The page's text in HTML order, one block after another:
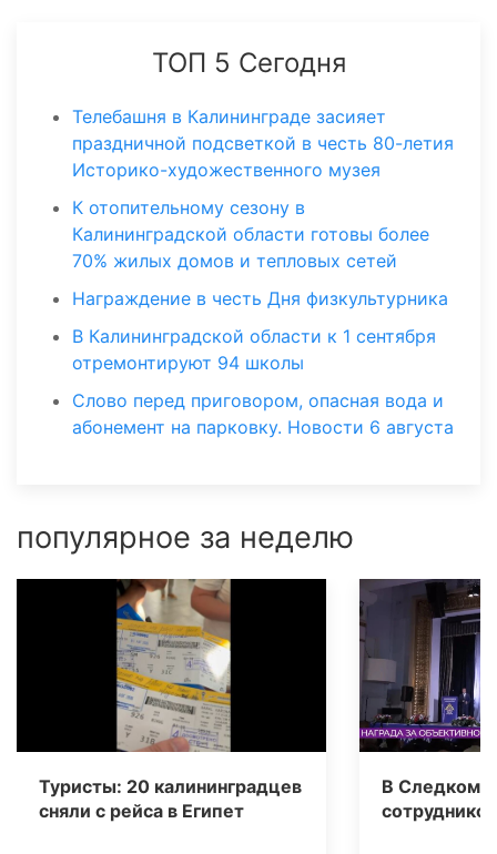
ТОП 5 Сегодня
Телебашня в Калининграде засияет
праздничной подсветкой в честь 80-летия
Историко-художественного музея
К отопительному сезону в
Калининградской области готовы более
70% жилых домов и тепловых сетей
Награждение в честь Дня физкультурника
В Калининградской области к 1 сентября
отремонтируют 94 школы
Слово перед приговором, опасная вода и
абонемент на парковку. Новости 6 августа
популярное за неделю
Туристы: 20 калининградцев
сняли с рейса в Египет
В Следкоме